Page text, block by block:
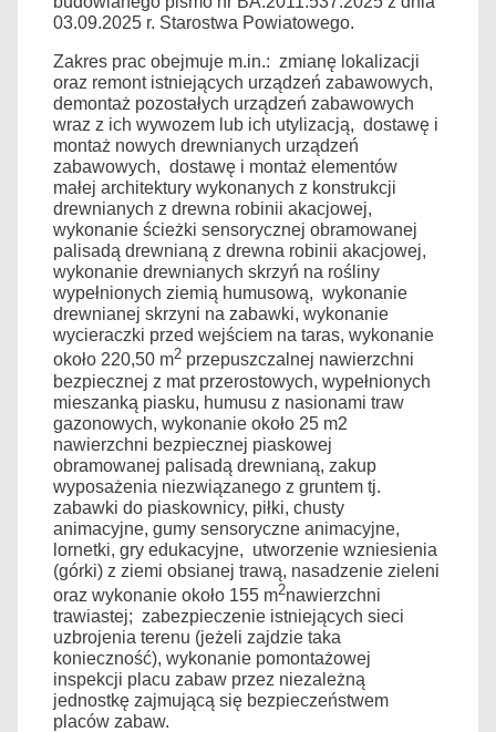
03.09.2025 r. Starostwa Powiatowego.
Zakres prac obejmuje m.in.: zmianę lokalizacji
oraz remont istniejących urządzeń zabawowych,
demontaż pozostałych urządzeń zabawowych
wraz z ich wywozem lub ich utylizacją, dostawę i
montaż nowych drewnianych urządzeń
zabawowych, dostawę i montaż elementów
małej architektury wykonanych z konstrukcji
drewnianych z drewna robinii akacjowej,
wykonanie ścieżki sensorycznej obramowanej
palisadą drewnianą z drewna robinii akacjowej,
wykonanie drewnianych skrzyń na rośliny
wypełnionych ziemią humusową, wykonanie
drewnianej skrzyni na zabawki, wykonanie
wycieraczki przed wejściem na taras, wykonanie
około 220,50 m2 przepuszczalnej nawierzchni
bezpiecznej z mat przerostowych, wypełnionych
mieszanką piasku, humusu z nasionami traw
gazonowych, wykonanie około 25 m2
nawierzchni bezpiecznej piaskowej
obramowanej palisadą drewnianą, zakup
wyposażenia niezwiązanego z gruntem tj.
zabawki do piaskownicy, piłki, chusty
animacyjne, gumy sensoryczne animacyjne,
lornetki, gry edukacyjne, utworzenie wzniesienia
(górki) z ziemi obsianej trawą, nasadzenie zieleni
oraz wykonanie około 155 m2nawierzchni
trawiastej; zabezpieczenie istniejących sieci
uzbrojenia terenu (jeżeli zajdzie taka
konieczność), wykonanie pomontażowej
inspekcji placu zabaw przez niezależną
jednostkę zajmującą się bezpieczeństwem
placów zabaw.